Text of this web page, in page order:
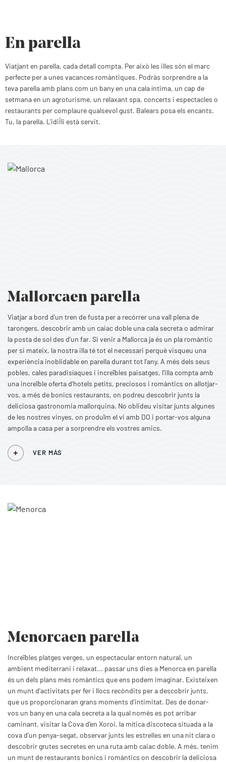
En parella
Viatjant en parella, cada detall compta. Per això les illes són el marc
perfecte per a unes vacances romàntiques. Podràs sorprendre a la
teva parella amb plans com un bany en una cala íntima, un cap de
setmana en un agroturisme, un relaxant spa, concerts i espectacles o
restaurants per complaure qualsevol gust. Balears posa els encants.
Tu, la parella. L'idil·li està servit.
Mallorcaen parella
Viatjar a bord d'un tren de fusta per a recórrer una vall plena de
tarongers, descobrir amb un caiac doble una cala secreta o admirar
la posta de sol des d'un far. Si venir a Mallorca ja és un pla romàntic
per si mateix, la nostra illa té tot el necessari perquè visqueu una
experiència inoblidable en parella durant tot l'any. A més dels seus
pobles, cales paradisíaques i increïbles paisatges, l'illa compta amb
una increïble oferta d'hotels petits, preciosos i romàntics on allotjar-
vos, a més de bonics restaurants, on podreu descobrir junts la
deliciosa gastronomia mallorquina. No oblideu visitar junts algunes
de les nostres vinyes, on produïm el vi amb DO i portar-vos alguna
ampolla a casa per a sorprendre els vostres amics.
VER MÁS
Menorcaen parella
Increïbles platges verges, un espectacular entorn natural, un
ambient mediterrani i relaxat... passar uns dies a Menorca en parella
és un dels plans més romàntics que ens podem imaginar. Existeixen
un munt d'activitats per fer i llocs recòndits per a descobrir junts,
que us proporcionaran grans moments d'intimitat. Des de donar-
vos un bany en una cala secreta a la qual només es pot arribar
caminant, visitar la Cova d'en Xoroi, la mítica discoteca situada a la
cova d'un penya-segat, observar junts les estrelles en una nit clara o
descobrir grutes secretes en una ruta amb caiac doble. A més, tenim
un munt de restaurants bonics i romàntics on descobrir la deliciosa